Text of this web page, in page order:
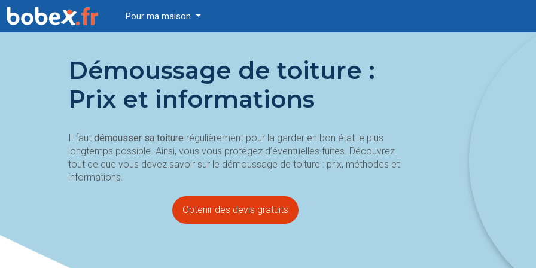
Pour ma maison
Démoussage de toiture :
Prix et informations
Il faut démousser sa toiture régulièrement pour la garder en bon état le plus
longtemps possible. Ainsi, vous vous protégez d’éventuelles fuites. Découvrez
tout ce que vous devez savoir sur le démoussage de toiture : prix, méthodes et
informations.
Obtenir des devis gratuits